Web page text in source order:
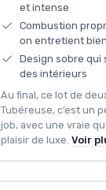
et intense
Combustion
on entretient
Design sobre qui
des intérieurs
Au final, ce lot de
Tubéreuse, c’est un
job, avec une vraie
plaisir de luxe. Voir